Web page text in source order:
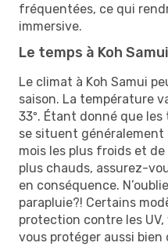
fréquentées, ce qui
immersive.
Le temps à Koh Samui
Le climat à Koh Samui
saison. La température
33º. Étant donné que
se situent généralement
mois les plus froids et
plus chauds, assurez-
en conséquence.
parapluie?! Certains
protection contre les
vous protéger aussi bien